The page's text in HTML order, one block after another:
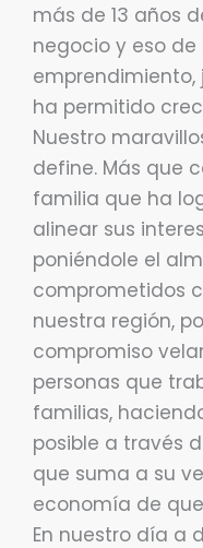
más de 13 años
negocio y eso
emprendimiento,
ha permitido
Nuestro
define. Más que
familia que ha
alinear sus
poniéndole el
comprometidos
nuestra región,
compromiso
personas que
familias,
posible a través
que suma a su
economía de
En nuestro día a